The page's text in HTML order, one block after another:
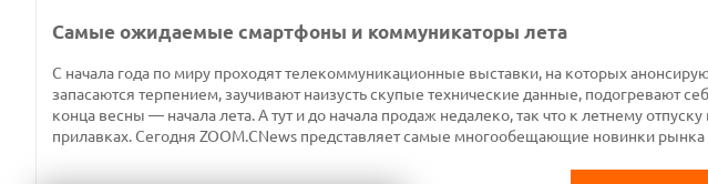
Самые ожидаемые смартфоны и коммуникаторы лета
С начала года по миру проходят телекоммуникационные выставки, на которых
запасаются терпением, заучивают наизусть скупые технические данные, подогревают
конца весны — начала лета. А тут и до начала продаж недалеко, так что к летнему
прилавках. Сегодня ZOOM.CNews представляет самые многообещающие новинки